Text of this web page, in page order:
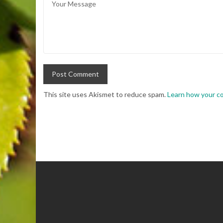
This site uses Akismet to reduce spam.Learn how your